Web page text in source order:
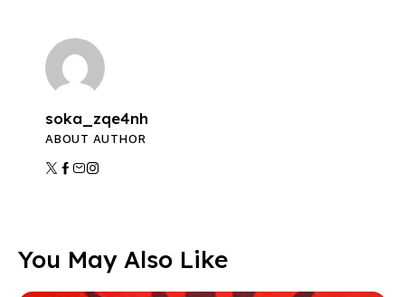
soka_zqe4nh
ABOUT AUTHOR
You May Also Like